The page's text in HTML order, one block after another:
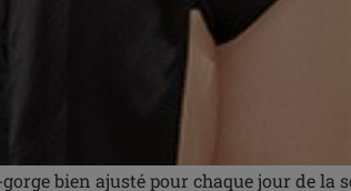
bien ajusté pour chaque jour de la